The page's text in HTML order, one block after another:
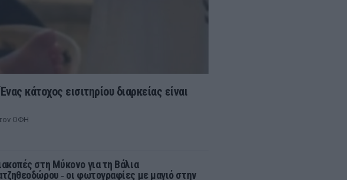
κάτοχος εισιτηρίου διαρκείας είναι
ΟΦΗ
στη Μύκονο για τη Βάλια
‑ οι φωτογραφίες με μαγιό στην